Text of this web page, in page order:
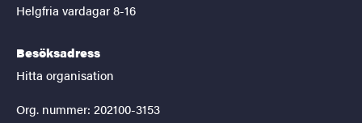
Helgfria vardagar 8-16
Besöksadress
Hitta organisation
Org. nummer: 202100-3153